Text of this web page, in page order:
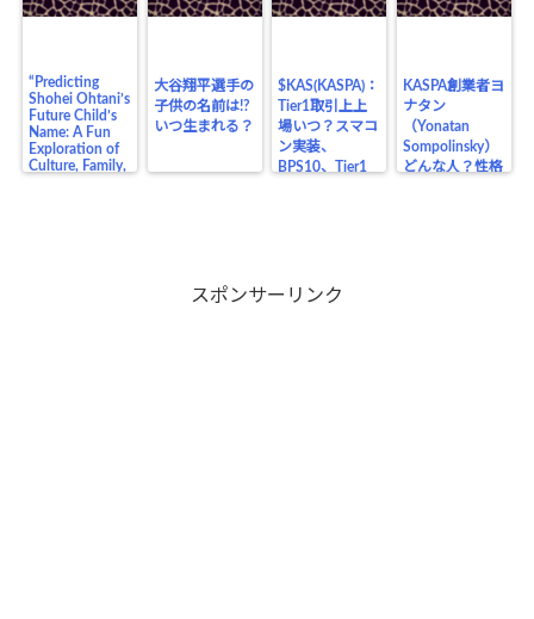
“Predicting
Shohei Ohtani’s
Future Child’s
Name: A Fun
Exploration of
Culture, Family,
大谷翔平選手の
子供の名前は!?
いつ生まれる？
$KAS(KASPA)：
Tier1取引上上
場いつ？スマコ
ン実装、
BPS10、Tier1
KASPA創業者ヨ
ナタン
（Yonatan
Sompolinsky）
どんな人？性格
スポンサーリンク